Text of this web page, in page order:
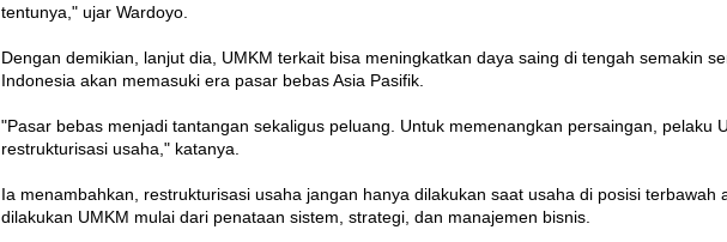
tentunya," ujar Wardoyo.
Dengan demikian, lanjut dia, UMKM terkait bisa meningkatkan daya saing di tengah semakin
Indonesia akan memasuki era pasar bebas Asia Pasifik.
"Pasar bebas menjadi tantangan sekaligus peluang. Untuk memenangkan persaingan, pelaku
restrukturisasi usaha," katanya.
Ia menambahkan, restrukturisasi usaha jangan hanya dilakukan saat usaha di posisi
dilakukan UMKM mulai dari penataan sistem, strategi, dan manajemen bisnis.